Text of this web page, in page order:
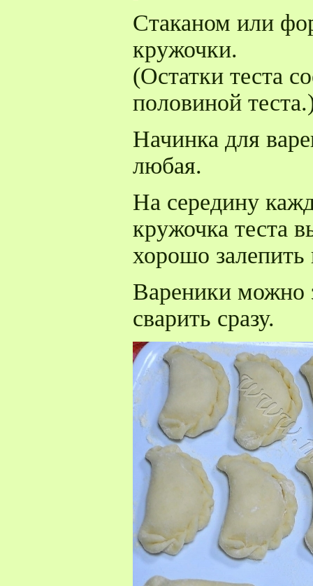
Стаканом или
кружочки.
(Остатки теста
половиной
Начинка для
любая.
На середину
кружочка теста
хорошо залепить
Вареники можно
сварить сразу.